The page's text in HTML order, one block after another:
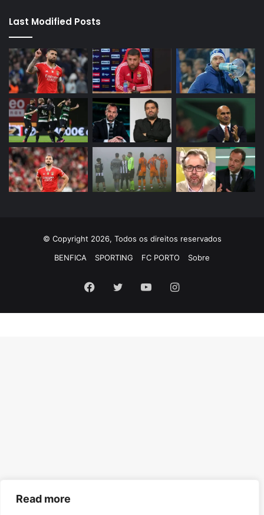
Read more
Last Modified Posts
© Copyright 2026, Todos os direitos reservados
BENFICA
SPORTING FC PORTO Sobre
Facebook
TwitterYouTubeInstagram